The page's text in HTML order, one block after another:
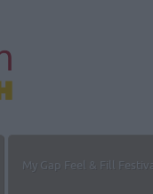
My Gap Feel & Fill Festival